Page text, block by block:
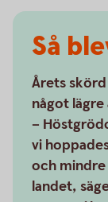
Så
Årets
något
–
vi
och
landet,